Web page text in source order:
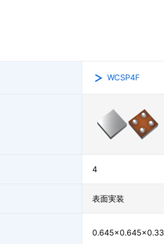
WCSP4F
4
表面実装
0.645×0.645×0.33